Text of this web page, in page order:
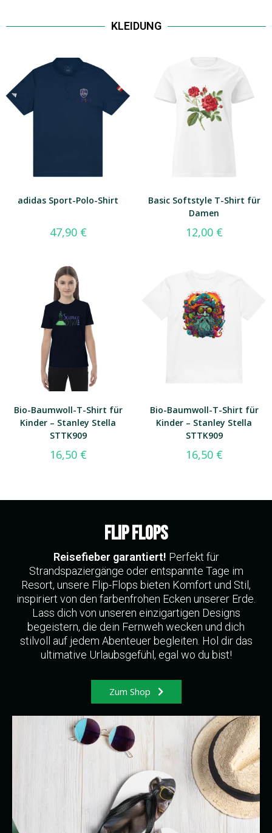
KLEIDUNG
adidas Sport-Polo-Shirt
47,90 €
Basic Softstyle T-Shirt für
Damen
12,00 €
Bio-Baumwoll-T-Shirt für
Kinder – Stanley Stella
STTK909
16,50 €
Bio-Baumwoll-T-Shirt für
Kinder – Stanley Stella
STTK909
16,50 €
FLIP FLOPS
Reisefieber garantiert! Perfekt für
Strandspaziergänge oder entspannte Tage im
Resort, unsere Flip-Flops bieten Komfort und Stil,
inspiriert von den farbenfrohen Ecken unserer Erde.
Lass dich von unseren einzigartigen Designs
begeistern, die dein Fernweh wecken und dich
stilvoll auf jedem Abenteuer begleiten. Hol dir das
ultimative Urlaubsgefühl, egal wo du bist!
Zum Shop